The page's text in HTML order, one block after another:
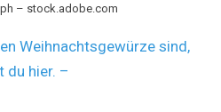
– stock.adobe.com
Weihnachtsgewürze sind,
du hier. –